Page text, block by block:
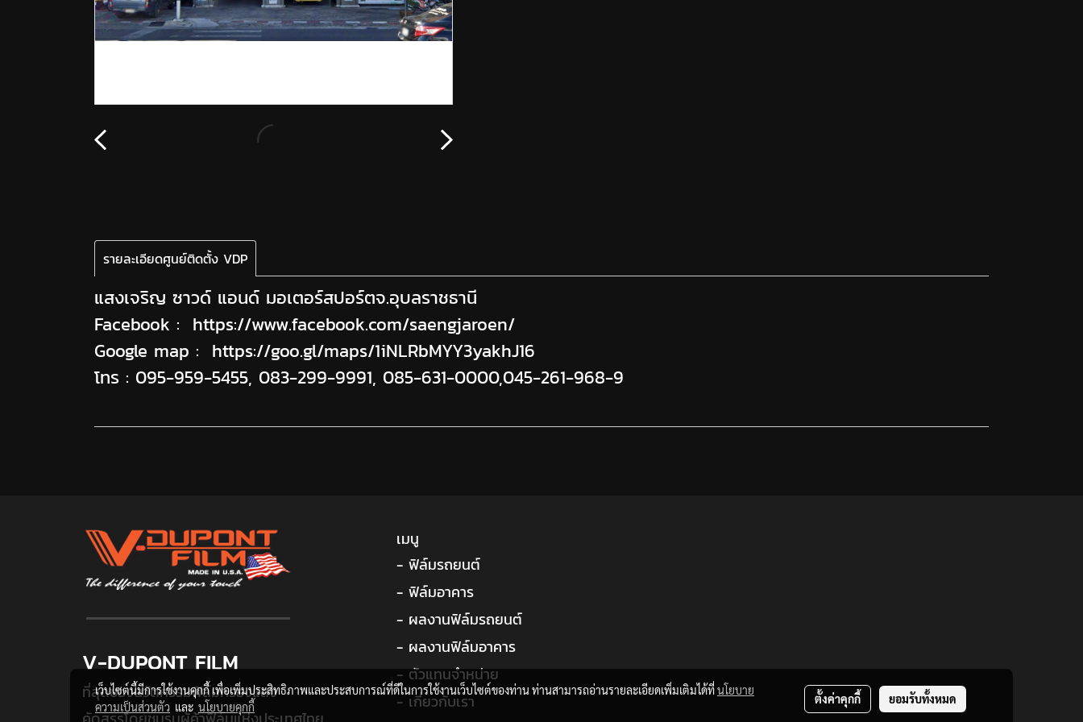
รายละเอียดศูนย์ติดตั้ง VDP
แสงเจริญ ซาวด์ แอนด์ มอเตอร์สปอร์ตจ.อุบลราชธานี
Facebook : https://www.facebook.com/saengjaroen/
Google map : https://goo.gl/maps/1iNLRbMYY3yakhJ16
โทร : 095-959-5455, 083-299-9991, 085-631-0000,045-261-968-9
V-DUPONT FILM
ที่สุดของนวัตกรรมฟิล์มกรองแสง
เมนู
- ฟิล์มรถยนต์
- ฟิล์มอาคาร
- ผลงานฟิล์มรถยนต์
- ผลงานฟิล์มอาคาร
- ตัวแทนจำหน่าย
- เกี่ยวกับเรา
เว็บไซต์นี้มีการใช้งานคุกกี้ เพื่อเพิ่มประสิทธิภาพและประสบการณ์ที่ดีในการใช้งานเว็บไซต์ของท่าน ท่านสามารถอ่านรายละเอียดเพิ่มเติมได้ที่นโยบาย
ความเป็นส่วนตัว และ นโยบายคุกกี้
ตั้งค่าคุกกี้ ยอมรับทั้งหมด